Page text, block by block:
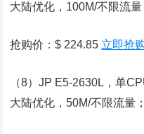
大陆优化，100M/不限流量
抢购价：$ 224.85 立即抢
（8）JP E5-2630L，单
大陆优化，50M/不限流量；